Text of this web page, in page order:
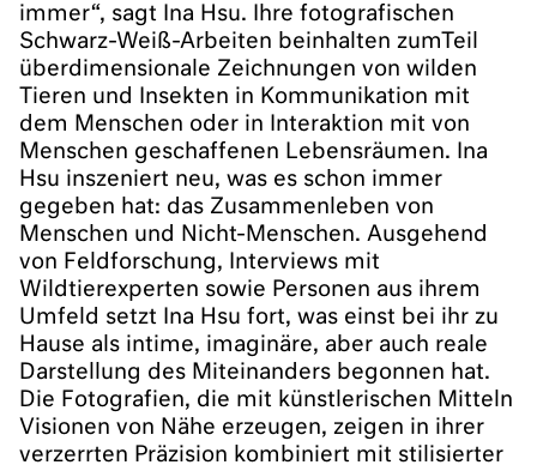
immer“, sagt Ina Hsu. Ihre fotografischen
Schwarz-Weiß-Arbeiten beinhalten zumTeil
überdimensionale Zeichnungen von wilden
Tieren und Insekten in Kommunikation mit
dem Menschen oder in Interaktion mit von
Menschen geschaffenen Lebensräumen. Ina
Hsu inszeniert neu, was es schon immer
gegeben hat: das Zusammenleben von
Menschen und Nicht-Menschen. Ausgehend
von Feldforschung, Interviews mit
Wildtierexperten sowie Personen aus ihrem
Umfeld setzt Ina Hsu fort, was einst bei ihr zu
Hause als intime, imaginäre, aber auch reale
Darstellung des Miteinanders begonnen hat.
Die Fotografien, die mit künstlerischen Mitteln
Visionen von Nähe erzeugen, zeigen in ihrer
verzerrten Präzision kombiniert mit stilisierter